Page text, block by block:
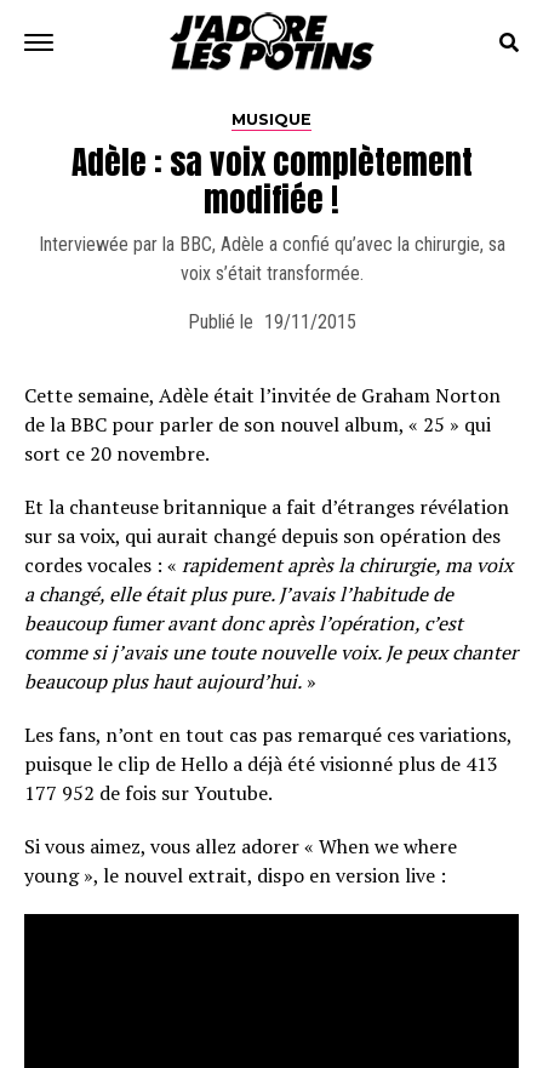
MUSIQUE
Adèle : sa voix complètement
modifiée !
Interviewée par la BBC, Adèle a confié qu’avec la chirurgie, sa
voix s’était transformée.
Publié le 19/11/2015
Cette semaine, Adèle était l’invitée de Graham Norton
de la BBC pour parler de son nouvel album, « 25 » qui
sort ce 20 novembre.
Et la chanteuse britannique a fait d’étranges révélation
sur sa voix, qui aurait changé depuis son opération des
cordes vocales : « rapidement après la chirurgie, ma voix
a changé, elle était plus pure. J’avais l’habitude de
beaucoup fumer avant donc après l’opération, c’est
comme si j’avais une toute nouvelle voix. Je peux chanter
beaucoup plus haut aujourd’hui. »
Les fans, n’ont en tout cas pas remarqué ces variations,
puisque le clip de Hello a déjà été visionné plus de 413
177 952 de fois sur Youtube.
Si vous aimez, vous allez adorer « When we where
young », le nouvel extrait, dispo en version live :